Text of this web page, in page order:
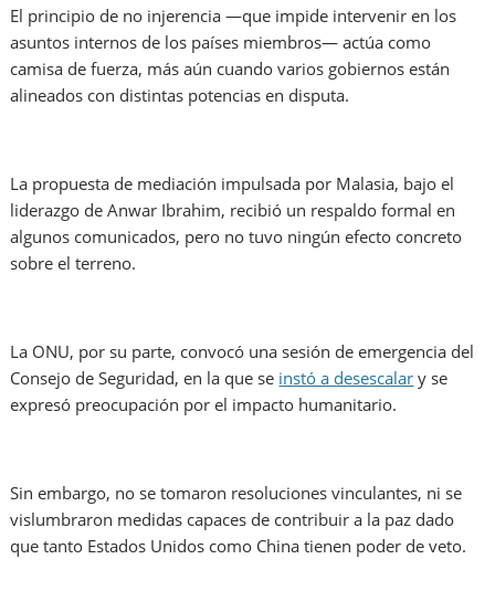
El principio de no injerencia —que impide intervenir en los
asuntos internos de los países miembros— actúa como
camisa de fuerza, más aún cuando varios gobiernos están
alineados con distintas potencias en disputa.
La propuesta de mediación impulsada por Malasia, bajo el
liderazgo de Anwar Ibrahim, recibió un respaldo formal en
algunos comunicados, pero no tuvo ningún efecto concreto
sobre el terreno.
La ONU, por su parte, convocó una sesión de emergencia del
Consejo de Seguridad, en la que se instó a desescalar y se
expresó preocupación por el impacto humanitario.
Sin embargo, no se tomaron resoluciones vinculantes, ni se
vislumbraron medidas capaces de contribuir a la paz dado
que tanto Estados Unidos como China tienen poder de veto.